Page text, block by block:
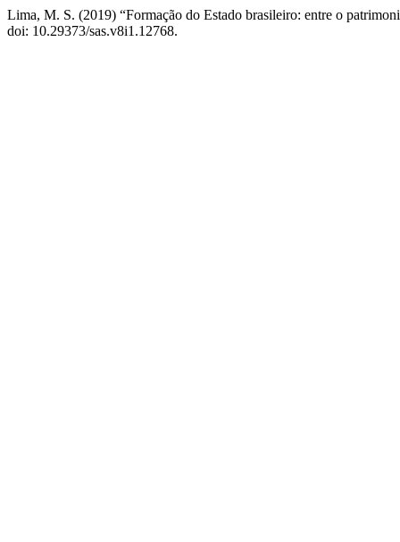
Lima, M. S. (2019) “Formação do Estado brasileiro: entre o
doi: 10.29373/sas.v8i1.12768.